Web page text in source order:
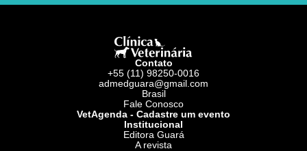
Contato
+55 (11) 98250-0016
admedguara@gmail.com
Brasil
Fale Conosco
VetAgenda - Cadastre um evento
Institucional
Editora Guará
A revista